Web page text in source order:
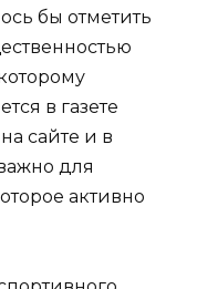
бы отметить
в газете
сайте и в
для
активно